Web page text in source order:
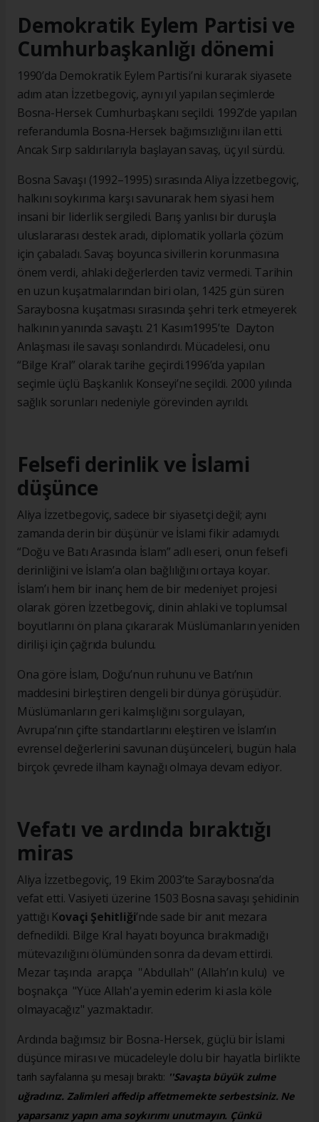
Demokratik Eylem Partisi ve
Cumhurbaşkanlığı dönemi
1990’da Demokratik Eylem Partisi’ni kurarak siyasete
adım atan İzzetbegoviç, aynı yıl yapılan seçimlerde
Bosna-Hersek Cumhurbaşkanı seçildi. 1992’de yapılan
referandumla Bosna-Hersek bağımsızlığını ilan etti.
Ancak Sırp saldırılarıyla başlayan savaş, üç yıl sürdü.
Bosna Savaşı (1992–1995) sırasında Aliya İzzetbegoviç,
halkını soykırıma karşı savunarak hem siyasi hem
insani bir liderlik sergiledi. Barış yanlısı bir duruşla
uluslararası destek aradı, diplomatik yollarla çözüm
için çabaladı. Savaş boyunca sivillerin korunmasına
önem verdi, ahlaki değerlerden taviz vermedi. Tarihin
en uzun kuşatmalarından biri olan, 1425 gün süren
Saraybosna kuşatması sırasında şehri terk etmeyerek
halkının yanında savaştı. 21 Kasım1995’te Dayton
Anlaşması ile savaşı sonlandırdı. Mücadelesi, onu
“Bilge Kral” olarak tarihe geçirdi.1996’da yapılan
seçimle üçlü Başkanlık Konseyi’ne seçildi. 2000 yılında
sağlık sorunları nedeniyle görevinden ayrıldı.
Felsefi derinlik ve İslami
düşünce
Aliya İzzetbegoviç, sadece bir siyasetçi değil; aynı
zamanda derin bir düşünür ve İslami fikir adamıydı.
“Doğu ve Batı Arasında İslam” adlı eseri, onun felsefi
derinliğini ve İslam’a olan bağlılığını ortaya koyar.
İslam’ı hem bir inanç hem de bir medeniyet projesi
olarak gören İzzetbegoviç, dinin ahlaki ve toplumsal
boyutlarını ön plana çıkararak Müslümanların yeniden
dirilişi için çağrıda bulundu.
Ona göre İslam, Doğu’nun ruhunu ve Batı’nın
maddesini birleştiren dengeli bir dünya görüşüdür.
Müslümanların geri kalmışlığını sorgulayan,
Avrupa’nın çifte standartlarını eleştiren ve İslam’ın
evrensel değerlerini savunan düşünceleri, bugün hala
birçok çevrede ilham kaynağı olmaya devam ediyor.
Vefatı ve ardında bıraktığı
miras
Aliya İzzetbegoviç, 19 Ekim 2003’te Saraybosna’da
vefat etti. Vasiyeti üzerine 1503 Bosna savaşı şehidinin
yattığı Kovaçi Şehitliği’nde sade bir anıt mezara
defnedildi. Bilge Kral hayatı boyunca bırakmadığı
mütevazılığını ölümünden sonra da devam ettirdi.
Mezar taşında arapça ''Abdullah'' (Allah’ın kulu) ve
boşnakça "Yüce Allah'a yemin ederim ki asla köle
olmayacağız" yazmaktadır.
Ardında bağımsız bir Bosna-Hersek, güçlü bir İslami
düşünce mirası ve mücadeleyle dolu bir hayatla birlikte
tarih sayfalarına şu mesajı bıraktı: ''Savaşta büyük zulme
uğradınız. Zalimleri affedip affetmemekte serbestsiniz. Ne
yaparsanız yapın ama soykırımı unutmayın. Çünkü